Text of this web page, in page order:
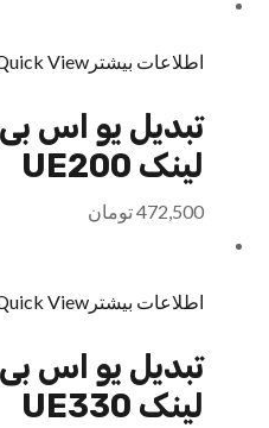
اطلاعات بیشتر View
تبدیل یو اس
لینک UE200
472,500تومان
اطلاعات بیشتر View
تبدیل یو اس
لینک UE330